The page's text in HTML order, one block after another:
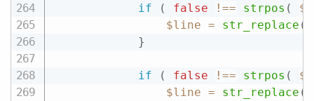
if ( false !== strpos (
$line = str_replace (
}
if ( false !== strpos (
$line = str_replace (